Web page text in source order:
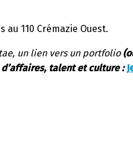
au 110 Crémazie Ouest.
un lien vers un portfolio
talent et culture :